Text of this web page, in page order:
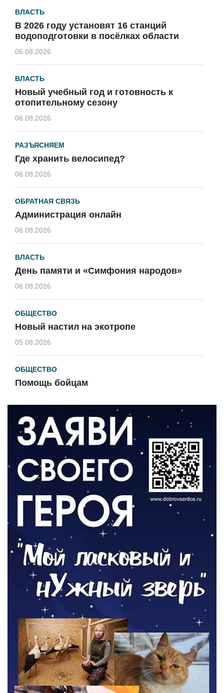
ВЛАСТЬ
В 2026 году установят 16 станций
водоподготовки в посёлках области
06.08.2026
ВЛАСТЬ
Новый учебный год и готовность к
отопительному сезону
06.08.2026
РАЗЪЯСНЯЕМ
Где хранить велосипед?
06.08.2026
ОБРАТНАЯ СВЯЗЬ
Администрация онлайн
06.08.2026
ВЛАСТЬ
День памяти и «Симфония народов»
06.08.2026
ОБЩЕСТВО
Новый настил на экотропе
05.08.2026
ОБЩЕСТВО
Помощь бойцам
ВЛАСТЬ
«Второй старт» для ветеранов СВО
РАЗЪЯСНЯЕМ
Контракт с новой выплатой
05.08.2026